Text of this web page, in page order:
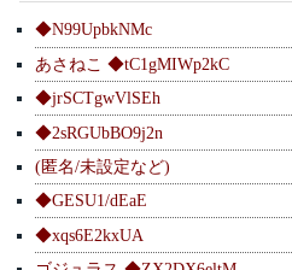
◆N99UpbkNMc
あさねこ ◆tC1gMIWp2kC
◆jrSCTgwVlSEh
◆2sRGUbBO9j2n
(匿名/未設定など)
◆GESU1/dEaE
◆xqs6E2kxUA